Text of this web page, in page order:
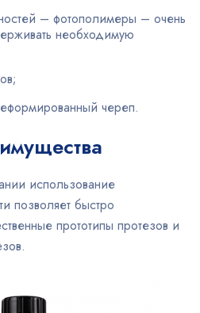
– фотополимеры – очень
необходимую
череп.
использование
позволяет быстро
прототипы протезов и